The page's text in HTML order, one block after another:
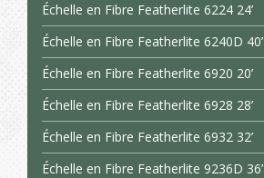
Échelle en Fibre Featherlite 6224 24’
Échelle en Fibre Featherlite 6240D 40’
Échelle en Fibre Featherlite 6920 20’
Échelle en Fibre Featherlite 6928 28’
Échelle en Fibre Featherlite 6932 32’
Échelle en Fibre Featherlite 9236D 36’